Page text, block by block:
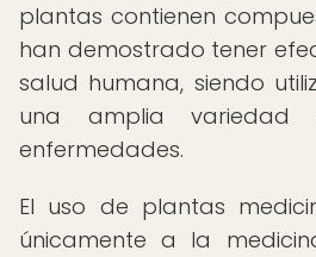
plantas contienen
han demostrado tener
salud humana, siendo
una amplia variedad
enfermedades.
El uso de plantas
únicamente a la